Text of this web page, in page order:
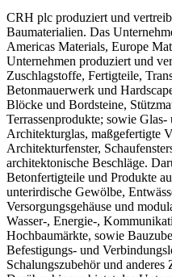
CRH plc produziert und
Baumaterialien. Das
Americas Materials, Europe
Unternehmen produziert und
Zuschlagstoffe, Fertigteile,
Betonmauerwerk und
Blöcke und Bordsteine,
Terrassenprodukte; sowie
Architekturglas, maßgefertigte
Architekturfenster,
architektonische Beschläge.
Betonfertigteile und Produkte
unterirdische Gewölbe,
Versorgungsgehäuse und
Wasser-, Energie-,
Hochbaumärkte, sowie
Befestigungs- und
Schalungszubehör und